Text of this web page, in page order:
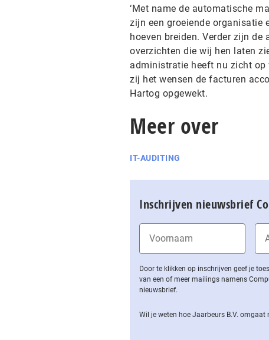
‘Met name de automatische
zijn een groeiende organisatie
hoeven breiden. Verder zijn
overzichten die wij hen laten
administratie heeft nu zicht op
zij het wensen de facturen
Hartog opgewekt.
Meer over
IT-AUDITING
Inschrijven nieuwsbrief
Door te klikken op inschrijven geef je
van een of meer mailings namens
nieuwsbrief.
Wil je weten hoe Jaarbeurs B.V.